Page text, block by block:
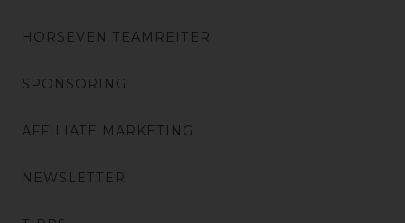
HORSEVEN TEAMREITER
SPONSORING
AFFILIATE MARKETING
NEWSLETTER